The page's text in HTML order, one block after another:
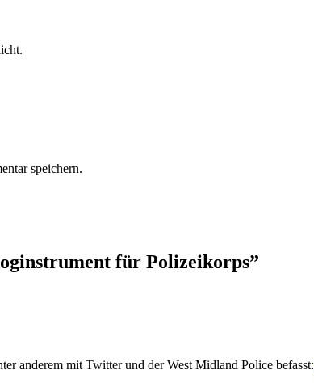
speichern.
für Polizeikorps”
anderem mit Twitter und der West Midland Police befasst: